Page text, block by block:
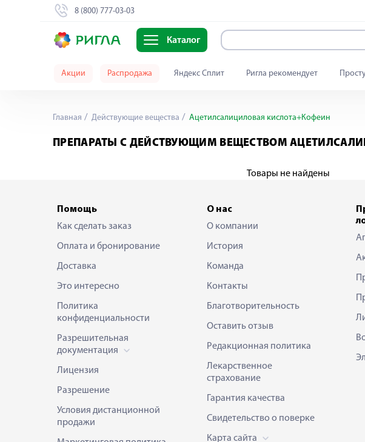
8 (800) 777-03-03
Каталог
Акции Распродажа Яндекс Сплит Ригла рекомендует
Главная Действующие вещества Ацетилсалициловая кислота+Кофеин
ПРЕПАРАТЫ С ДЕЙСТВУЮЩИМ ВЕЩЕСТВОМ
Товары не найдены
Помощь
Как сделать заказ
Оплата и бронирование
Доставка
Это интересно
Политика
конфиденциальности
Разрешительная
документация
Лицензия
Разрешение
Условия дистанционной
продажи
О нас
О компании
История
Команда
Контакты
Благотворительность
Оставить отзыв
Редакционная политика
Лекарственное
страхование
Гарантия качества
Свидетельство о поверке
Карта сайта